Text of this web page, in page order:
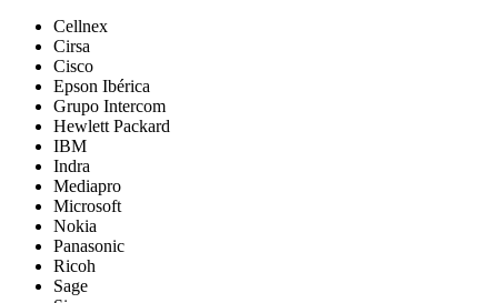
Cellnex
Cirsa
Cisco
Epson Ibérica
Grupo Intercom
Hewlett Packard
IBM
Indra
Mediapro
Microsoft
Nokia
Panasonic
Ricoh
Sage